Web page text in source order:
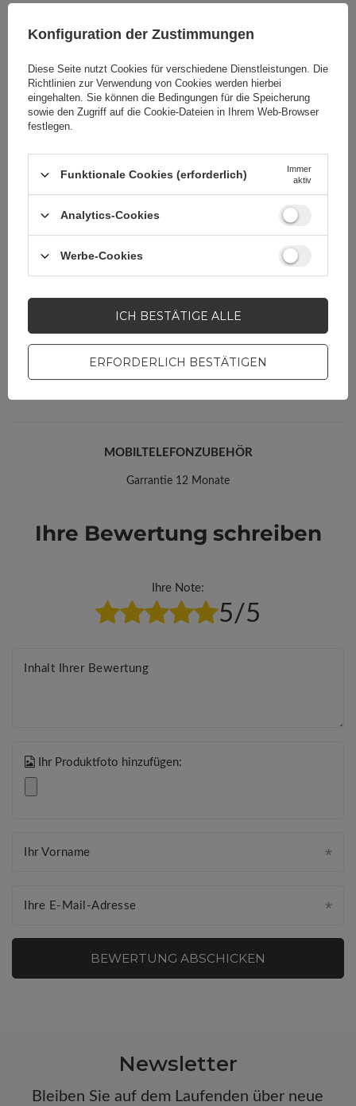
Verpackungshöhe in
19
Verpackungslänge in
8,2
Verpackungsbreite in
11
Brauchen Sie Hilfe? Haben Sie Fragen?
wir werden umgehend
antworten und die
interessantesten Fragen und
Antworten für andere
STELLE EINE FRAGE
MOBILTELEFONZUBEHÖR
Garrantie 12 Monate
Ihre Bewertung schreiben
Ihre Note:
5/5
Inhalt Ihrer Bewertung
Ihr Produktfoto hinzufügen:
Ihr Vorname
Ihre E-Mail-Adresse
BEWERTUNG ABSCHICKEN
Newsletter
Bleiben Sie auf dem Laufenden über neue
Konfiguration der Zustimmungen
Diese Seite nutzt Cookies für verschiedene Dienstleistungen. Die
Richtlinien zur Verwendung von Cookies werden hierbei
eingehalten. Sie können die Bedingungen für die Speicherung
sowie den Zugriff auf die Cookie-Dateien in Ihrem Web-Browser
festlegen.
Funktionale Cookies (erforderlich)
Immer
aktiv
Analytics-Cookies
Werbe-Cookies
ERFORDERLICH BESTÄTIGEN
ICH BESTÄTIGE ALLE